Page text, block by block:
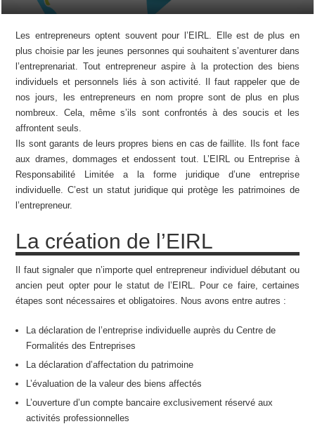
Les entrepreneurs optent souvent pour l’EIRL. Elle est de plus en
plus choisie par les jeunes personnes qui souhaitent s’aventurer dans
l’entreprenariat. Tout entrepreneur aspire à la protection des biens
individuels et personnels liés à son activité. Il faut rappeler que de
nos jours, les entrepreneurs en nom propre sont de plus en plus
nombreux. Cela, même s’ils sont confrontés à des soucis et les
affrontent seuls.
Ils sont garants de leurs propres biens en cas de faillite. Ils font face
aux drames, dommages et endossent tout. L’EIRL ou Entreprise à
Responsabilité Limitée a la forme juridique d’une entreprise
individuelle. C’est un statut juridique qui protège les patrimoines de
l’entrepreneur.
La création de l’EIRL
Il faut signaler que n’importe quel entrepreneur individuel débutant ou
ancien peut opter pour le statut de l’EIRL. Pour ce faire, certaines
étapes sont nécessaires et obligatoires. Nous avons entre autres :
La déclaration de l’entreprise individuelle auprès du Centre de
Formalités des Entreprises
La déclaration d’affectation du patrimoine
L’évaluation de la valeur des biens affectés
L’ouverture d’un compte bancaire exclusivement réservé aux
activités professionnelles